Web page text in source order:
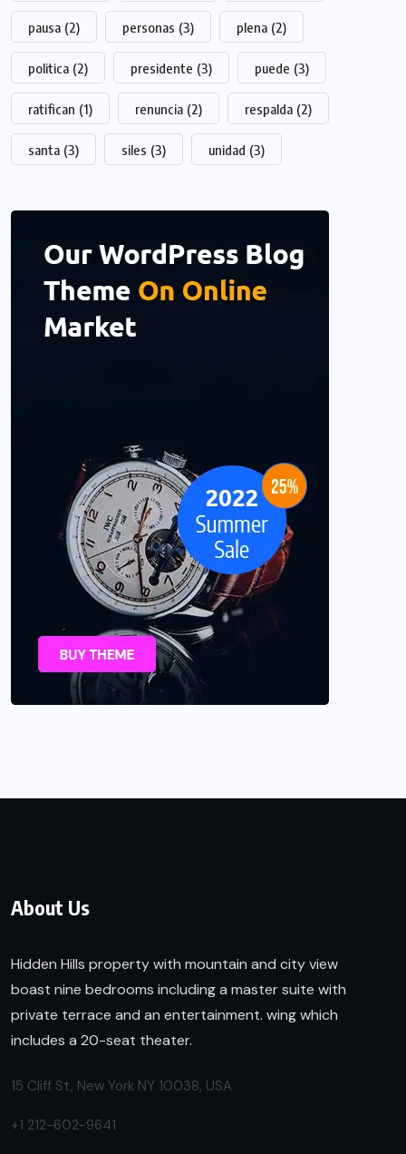
pausa (2) personas (3) plena (2)
politica (2) presidente (3) puede (3)
ratifican (1) renuncia (2) respalda (2)
santa (3) siles (3) unidad (3)
About Us
Hidden Hills property with mountain and city view
boast nine bedrooms including a master suite with
private terrace and an entertainment. wing which
includes a 20-seat theater.
15 Cliff St, New York NY 10038, USA
+1 212-602-9641